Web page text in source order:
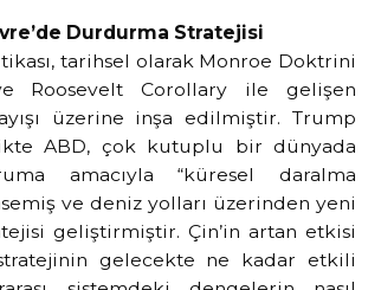
Durdurma Stratejisi
tarihsel olarak Monroe Doktrini
Roosevelt Corollary ile gelişen
üzerine inşa edilmiştir. Trump
ABD, çok kutuplu bir dünyada
amacıyla “küresel daralma
ve deniz yolları üzerinden yeni
geliştirmiştir. Çin’in artan etkisi
gelecekte ne kadar etkili